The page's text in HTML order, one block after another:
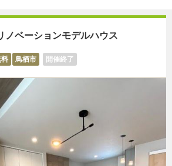
ノベーションモデルハウス
鳥栖市 開催終了